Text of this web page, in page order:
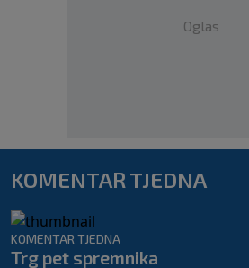
Oglas
KOMENTAR TJEDNA
KOMENTAR TJEDNA
Trg pet spremnika